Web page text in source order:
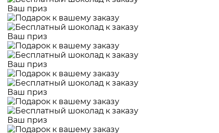
Ваш приз
Ваш приз
Ваш приз
Ваш приз
Ваш приз